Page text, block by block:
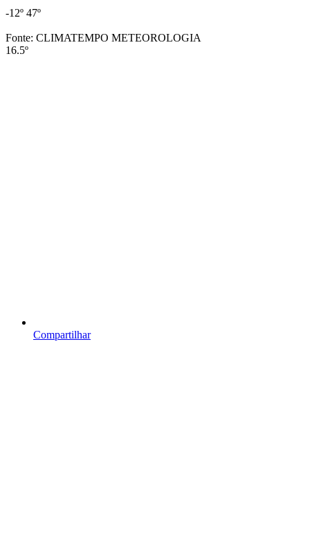
-12º 47º
Fonte: CLIMATEMPO METEOROLOGIA
16.5º
Compartilhar